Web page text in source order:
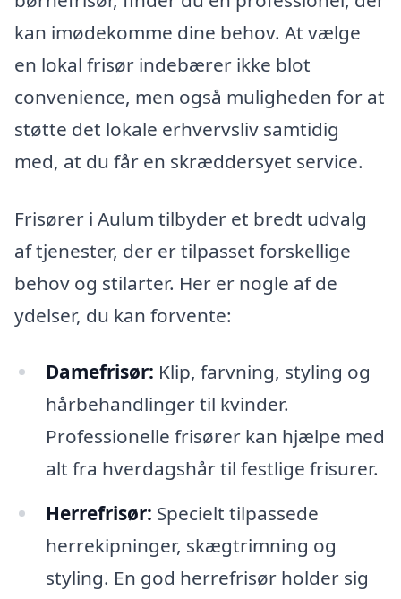
kan imødekomme dine behov. At vælge
en lokal frisør indebærer ikke blot
convenience, men også muligheden for at
støtte det lokale erhvervsliv samtidig
med, at du får en skræddersyet service.
Frisører i Aulum tilbyder et bredt udvalg
af tjenester, der er tilpasset forskellige
behov og stilarter. Her er nogle af de
ydelser, du kan forvente:
Damefrisør: Klip, farvning, styling og
hårbehandlinger til kvinder.
Professionelle frisører kan hjælpe med
alt fra hverdagshår til festlige frisurer.
Herrefrisør: Specielt tilpassede
herrekipninger, skægtrimning og
styling. En god herrefrisør holder sig